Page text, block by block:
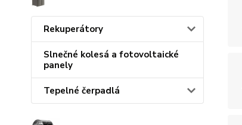
Rekuperátory
Slnečné kolesá a fotovoltaické
panely
Tepelné čerpadlá